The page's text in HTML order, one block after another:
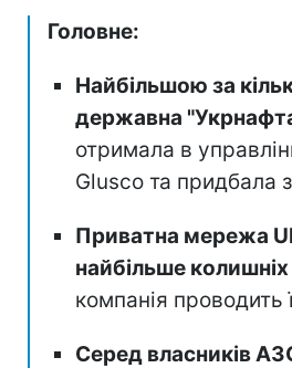
Головне:
Найбільшою за
державна
отримала в
Glusco та придбала
Приватна мережа
найбільше
компанія проводить
Серед власників